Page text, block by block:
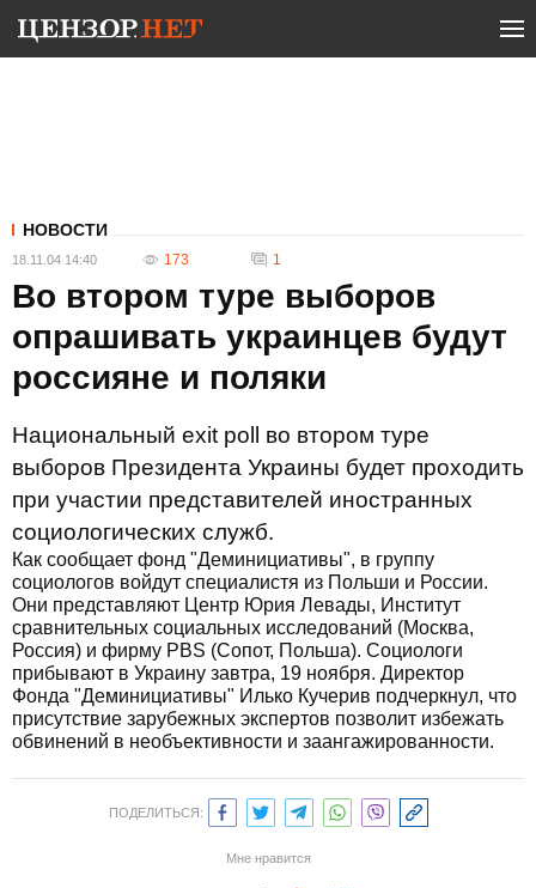
НОВОСТИ
18.11.04 14:40 173 1
Во втором туре выборов
опрашивать украинцев будут
россияне и поляки
Национальный exit poll во втором туре
выборов Президента Украины будет проходить
при участии представителей иностранных
социологических служб.
Как сообщает фонд "Деминициативы", в группу
социологов войдут специалистя из Польши и России.
Они представляют Центр Юрия Левады, Институт
сравнительных социальных исследований (Москва,
Россия) и фирму PBS (Сопот, Польша). Социологи
прибывают в Украину завтра, 19 ноября. Директор
Фонда "Деминициативы" Илько Кучерив подчеркнул, что
присутствие зарубежных экспертов позволит избежать
обвинений в необъективности и заангажированности.
ПОДЕЛИТЬСЯ:
Мне нравится